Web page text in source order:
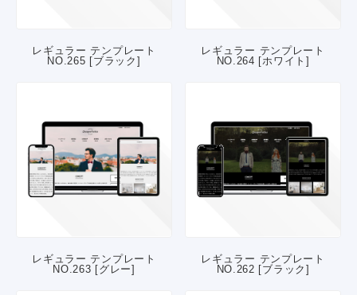
レギュラー テンプレート
NO.265 [ブラック]
レギュラー テンプレート
NO.264 [ホワイト]
レギュラー テンプレート
NO.263 [グレー]
レギュラー テンプレート
NO.262 [ブラック]